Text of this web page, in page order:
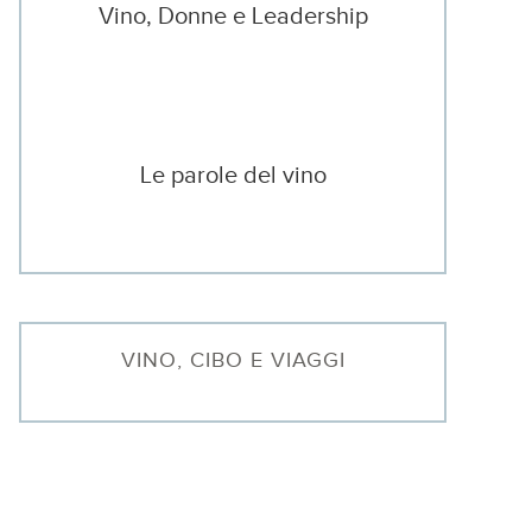
Vino, Donne e Leadership
Le parole del vino
VINO, CIBO E VIAGGI